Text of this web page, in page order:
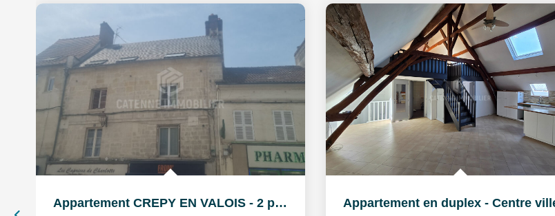
Appartement CREPY EN VALOIS - 2 pièce(s) 36.85 m²